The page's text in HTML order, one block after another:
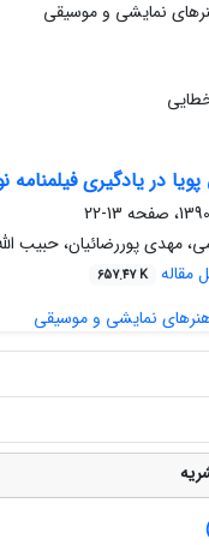
در یادگیری
13-22
مهدی پوررضائیان، حبیب
مقاله 657.47 K